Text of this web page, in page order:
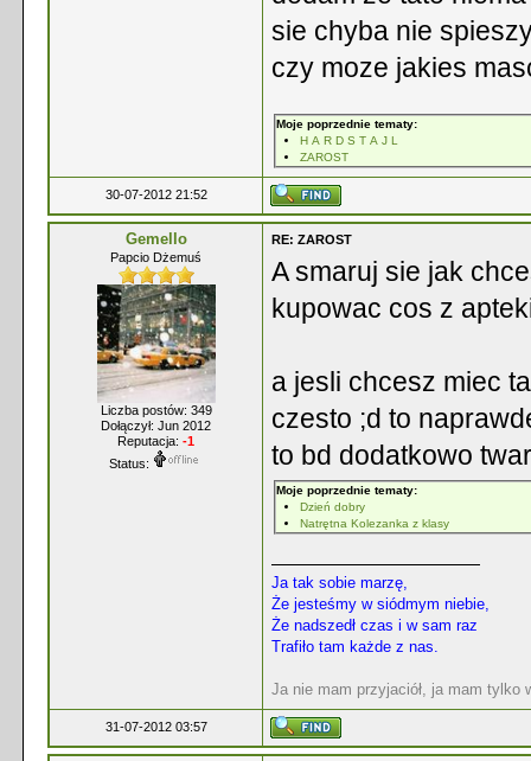
sie chyba nie
czy moze jakies
Moje poprzednie tematy:
H A R D S T A J L
ZAROST
30-07-2012 21:52
Gemello
Papcio Dżemuś
Liczba postów: 349
Dołączył: Jun 2012
Reputacja: -1
Status:
RE: ZAROST
A smaruj sie jak
kupowac cos z
a jesli chcesz miec
czesto ;d to
to bd dodatkowo
Moje poprzednie tematy:
Dzień dobry
Natrętna Kolezanka z klasy
Ja tak sobie marzę,
Że jesteśmy w siódmym niebie,
Że nadszedł czas i w sam raz
Trafiło tam każde z nas.
Ja nie mam przyjaciół, ja mam tylko
31-07-2012 03:57